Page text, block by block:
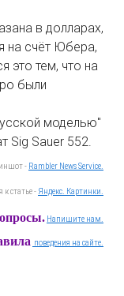
в долларах,
на счёт Юбера,
это тем, что на
были
моделью"
Sig Sauer 552.
- Rambler News Service.
статье - Яндекс. Картинки.
Напишите нам.
поведения на сайте.